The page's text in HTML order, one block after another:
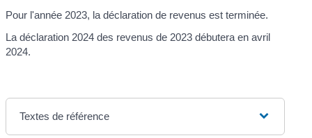
Pour l'année 2023, la déclaration de revenus est terminée.
La déclaration 2024 des revenus de 2023 débutera en avril
2024.
Textes de référence